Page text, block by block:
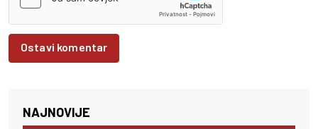
Ostavi komentar
NAJNOVIJE